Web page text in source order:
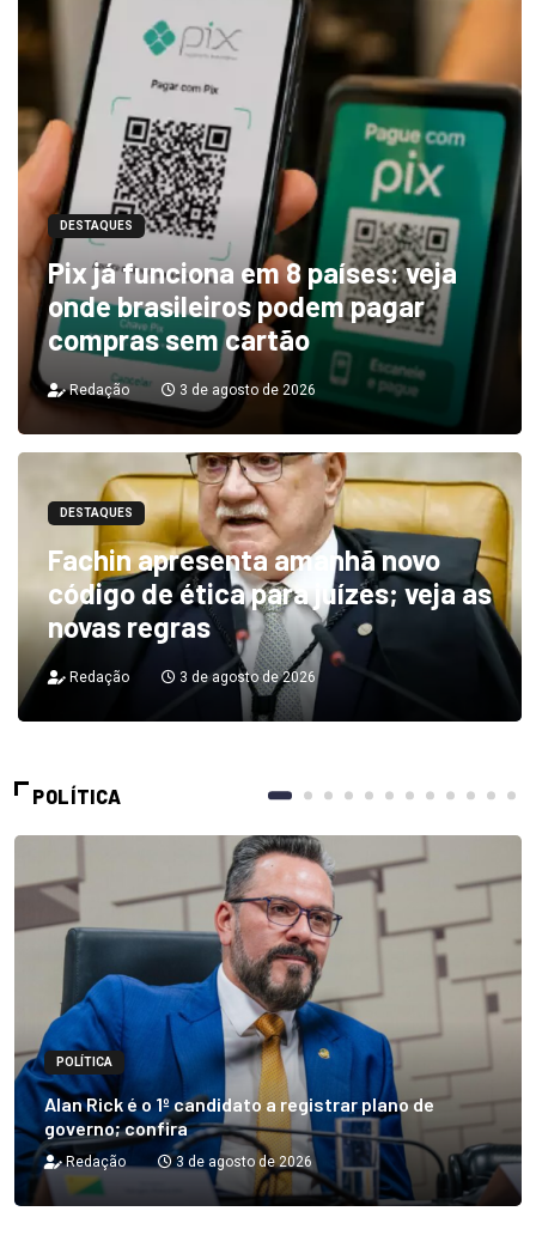
DESTAQUES
Pix já funciona em 8 países: veja
onde brasileiros podem pagar
compras sem cartão
Redação 3 de agosto de 2026
DESTAQUES
Fachin apresenta amanhã novo
código de ética para juízes; veja as
novas regras
Redação 3 de agosto de 2026
POLÍTICA
POLÍTICA
Alan Rick é o 1º candidato a registrar plano de
governo; confira
Redação 3 de agosto de 2026